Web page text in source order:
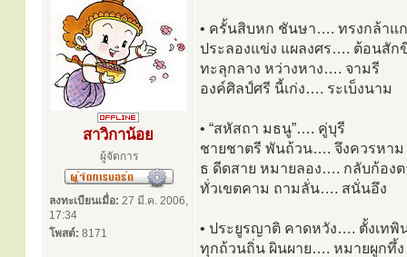
สาวิกาน้อย
ผู้จัดการ
ลงทะเบียนเมื่อ: 27 มี.ค. 2006,
17:34
โพสต์: 8171
• ครั้นสิบหก ชันษา…. ทรงกล้าแ
ประลองแข่ง แผลงศร…. ต้อนสัก
ทะลุกลาง หว่างหาง…. จามรี
องค์ศิลป์ศรี นี้เก่ง…. ระเบ็งนาม
• “สหัสถา มธนู”…. คู่บุรี
ชายชาตรี พันถ้วน…. จึงควรหาม
ธ ดีดสาย หมายลอง…. กลับก้อง
ทั่วเขตคาม ถามลั่น…. สนั่นอึง
• ประยูรญาติ คาดหวัง…. ตั้งเทพิ
ทุกถ้วนถิ่น ผินผาย…. หมายผูกทึ้ง